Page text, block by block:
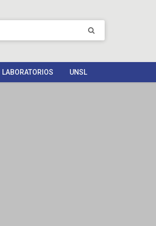
LABORATORIOS UNSL